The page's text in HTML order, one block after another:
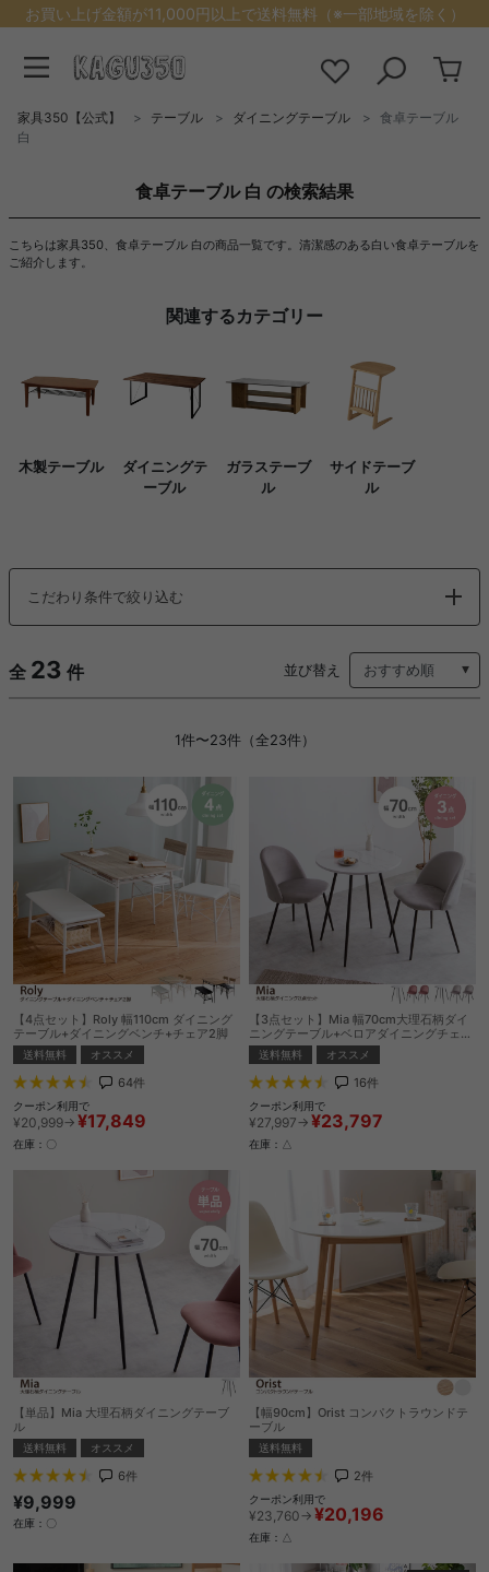
お買い上げ金額が11,000円以上で送料無料（※一部地域を除く）
家具350【公式】 テーブル ダイニングテーブル
食卓テーブル
白
食卓テーブル 白 の検索結果
こちらは家具350、食卓テーブル 白の商品一覧です。清潔感のある白い食卓テーブルを
ご紹介します。
関連するカテゴリー
木製テーブル
ダイニングテ
ーブル
ガラステーブ
ル
サイドテーブ
ル
こだわり条件で絞り込む
全 23 件 並び替え
1件〜23件（全23件）
【4点セット】Roly 幅110cm ダイニング
テーブル+ダイニングベンチ+チェア2脚
送料無料 オススメ
64件
クーポン利用で
¥20,999→ ¥17,849
在庫：〇
【3点セット】Mia 幅70cm大理石柄ダイ
ニングテーブル+ベロアダイニングチェア
2脚送料無料 オススメ
16件
クーポン利用で
¥27,997→ ¥23,797
在庫：△
【単品】Mia 大理石柄ダイニングテーブ
ル
送料無料 オススメ
6件
¥9,999
在庫：〇
【幅90cm】Orist コンパクトラウンドテ
ーブル
送料無料
2件
クーポン利用で
¥23,760→ ¥20,196
在庫：△